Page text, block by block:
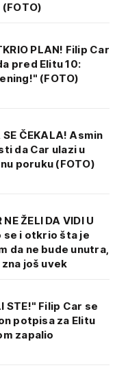
PLAN! Filip Car
pred Elitu 10:
(FOTO)
SE ČEKALA! Asmin
da Car ulazi u
poruku (FOTO)
ŽELI DA VIDI U
se i otkrio šta je
da ne bude unutra,
još uvek
STE!" Filip Car se
potpisa za Elitu
zapalio